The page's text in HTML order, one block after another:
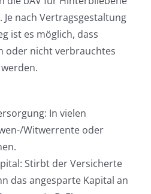
nach Vertragsgestaltung
ist es möglich, dass
oder nicht verbrauchtes
In vielen
Witwerrente oder
Stirbt der Versicherte
das angesparte Kapital an